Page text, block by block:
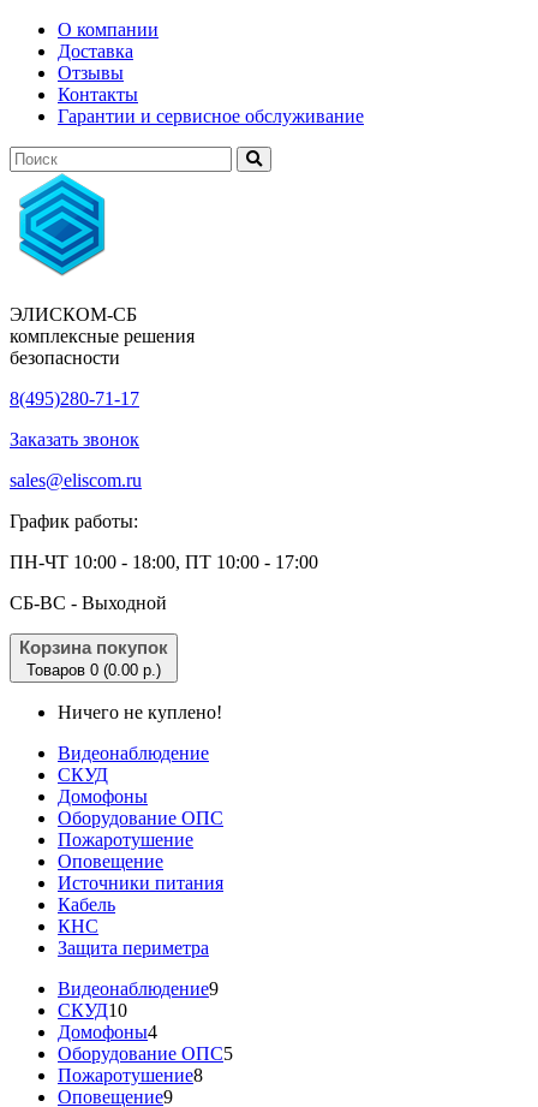
О компании
Доставка
Отзывы
Контакты
Гарантии и сервисное обслуживание
ЭЛИСКОМ-СБ
комплексные решения
безопасности
8(495)280-71-17
Заказать звонок
sales@eliscom.ru
График работы:
ПН-ЧТ 10:00 - 18:00, ПТ 10:00 - 17:00
CБ-ВС - Выходной
Корзина покупок
Товаров 0 (0.00 р.)
Ничего не куплено!
Видеонаблюдение
СКУД
Домофоны
Оборудование ОПС
Пожаротушение
Оповещение
Источники питания
Кабель
КНС
Защита периметра
Видеонаблюдение9
СКУД10
Домофоны4
Оборудование ОПС5
Пожаротушение8
Оповещение9